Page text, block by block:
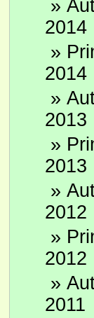
»
2014
»
2014
»
2013
»
2013
»
2012
»
2012
»
2011